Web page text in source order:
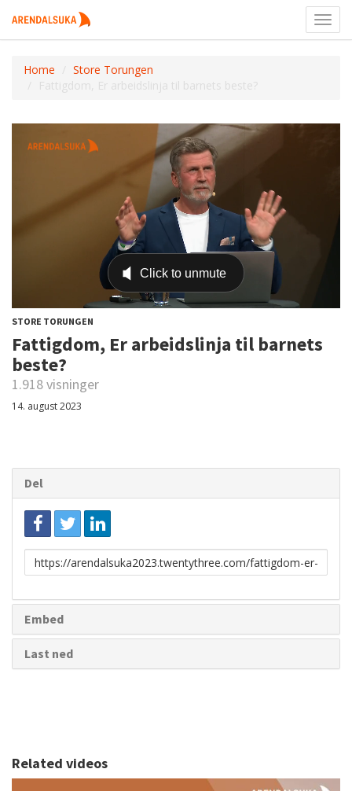
Home
Store Torungen
Fattigdom, Er arbeidslinja til barnets beste?
STORE TORUNGEN
Fattigdom, Er arbeidslinja til barnets
beste?
1.918 visninger
14. august 2023
Del
Link
for
Embed
Last ned
Related videos